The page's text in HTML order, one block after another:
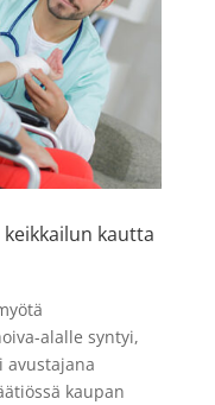
kautta
alalle syntyi,
avustajana
kaupan